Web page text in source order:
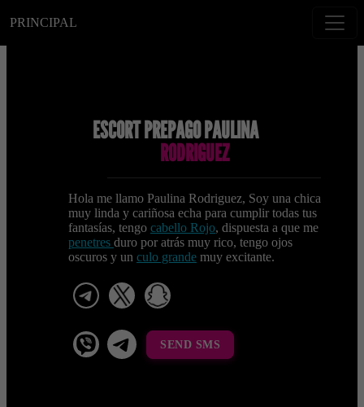
PRINCIPAL
ESCORT PREPAGO PAULINA
RODRIGUEZ
Hola me llamo Paulina Rodriguez, Soy una chica
muy linda y cariñosa echa para cumplir todas tus
fantasías, tengo cabello Rojo, dispuesta a que me
penetres duro por atrás muy rico, tengo ojos
oscuros y un culo grande muy excitante.
telegram
viber Telegram La Celestina
SEND SMS